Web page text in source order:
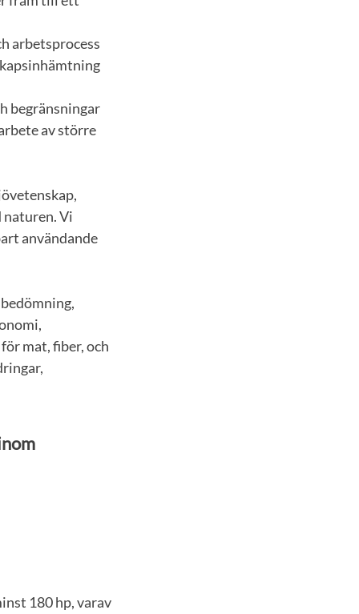
arbetsprocess
begränsningar
av större
naturen. Vi
användande
mat, fiber, och
180 hp, varav